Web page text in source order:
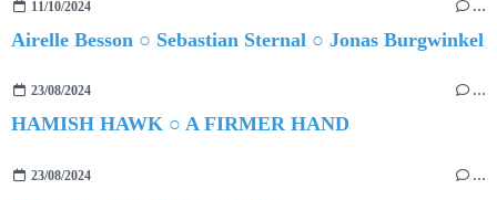
11/10/2024 …
Airelle Besson ○ Sebastian Sternal ○ Jonas Burgwinkel
23/08/2024 …
HAMISH HAWK ○ A FIRMER HAND
23/08/2024 …